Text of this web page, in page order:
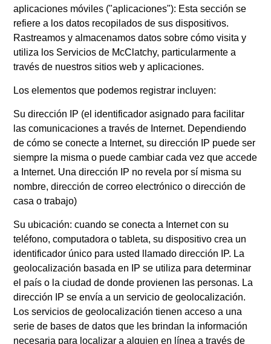
aplicaciones móviles ("aplicaciones"): Esta sección se
refiere a los datos recopilados de sus dispositivos.
Rastreamos y almacenamos datos sobre cómo visita y
utiliza los Servicios de McClatchy, particularmente a
través de nuestros sitios web y aplicaciones.
Los elementos que podemos registrar incluyen:
Su dirección IP (el identificador asignado para facilitar
las comunicaciones a través de Internet. Dependiendo
de cómo se conecte a Internet, su dirección IP puede ser
siempre la misma o puede cambiar cada vez que accede
a Internet. Una dirección IP no revela por sí misma su
nombre, dirección de correo electrónico o dirección de
casa o trabajo)
Su ubicación: cuando se conecta a Internet con su
teléfono, computadora o tableta, su dispositivo crea un
identificador único para usted llamado dirección IP. La
geolocalización basada en IP se utiliza para determinar
el país o la ciudad de donde provienen las personas. La
dirección IP se envía a un servicio de geolocalización.
Los servicios de geolocalización tienen acceso a una
serie de bases de datos que les brindan la información
necesaria para localizar a alguien en línea a través de